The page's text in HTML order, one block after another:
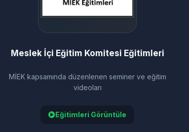
Meslek İçi Eğitim Komitesi Eğitimleri
MİEK kapsamında düzenlenen seminer ve eğitim
videoları
Eğitimleri Görüntüle